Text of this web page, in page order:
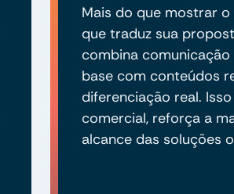
Mais do que mostrar
que traduz sua
combina
base com conteúdos
diferenciação real.
comercial, reforça a
alcance das soluções